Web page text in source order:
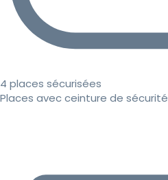
4 places sécurisées
Places avec ceinture de sécurité